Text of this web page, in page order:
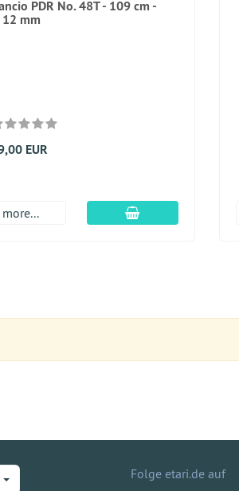
PDR No. 48T - 109 cm -
mm
EUR
more... aggiungi al carrello
Folge etari.de auf